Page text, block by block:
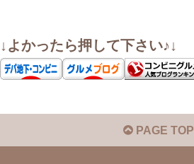
↓よかったら押して下さい♪↓
PAGE TOP